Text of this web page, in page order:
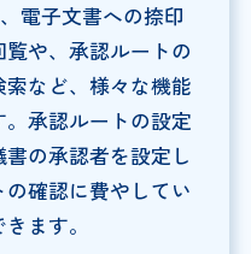
電子文書への捺印
や、承認ルートの
など、様々な機能
承認ルートの設定
の承認者を設定し
確認に費やしてい
ます。